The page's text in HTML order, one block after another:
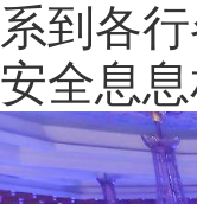
系到各
安全息息